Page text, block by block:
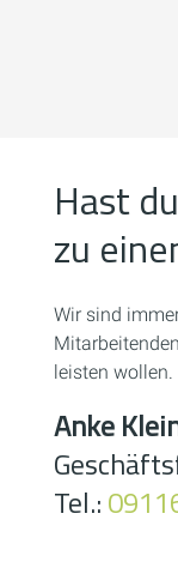
Hast
zu
Wir sind
leisten wollen.
Anke
Tel.: